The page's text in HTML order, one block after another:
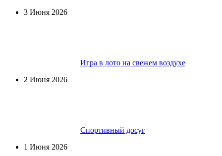
3 Июня 2026
Игра в лото на свежем воздухе
2 Июня 2026
Спортивный досуг
1 Июня 2026